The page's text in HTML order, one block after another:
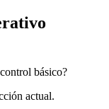
básico?
actual.